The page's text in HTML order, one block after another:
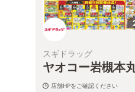
スギドラッグ
ヤオコー岩槻本
店舗HPをご確認ください